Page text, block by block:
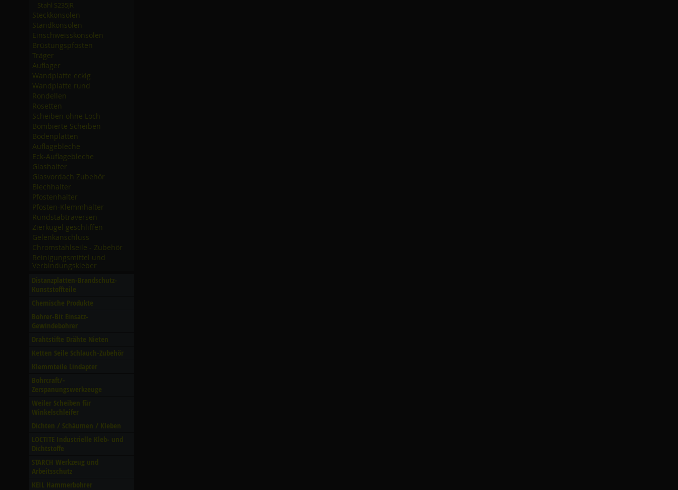
Stahl S235JR
Steckkonsolen
Standkonsolen
Einschweisskonsolen
Brüstungspfosten
Träger
Auflager
Wandplatte eckig
Wandplatte rund
Rondellen
Rosetten
Scheiben ohne Loch
Bombierte Scheiben
Bodenplatten
Auflagebleche
Eck-Auflagebleche
Glashalter
Glasvordach Zubehör
Blechhalter
Pfostenhalter
Pfosten-Klemmhalter
Rundstabtraversen
Zierkugel geschliffen
Gelenkanschluss
Chromstahlseile - Zubehör
Reinigungsmittel und
Verbindungskleber
Distanzplatten-Brandschutz-
Kunststoffteile
Chemische Produkte
Bohrer-Bit Einsatz-
Gewindebohrer
Drahtstifte Drähte Nieten
Ketten Seile Schlauch-Zubehör
Klemmteile Lindapter
Bohrcraft/­
Zerspanungswerkzeuge
Weiler Scheiben für
Winkelschleifer
Dichten /­ Schäumen /­ Kleben
LOCTITE Industrielle Kleb- und
Dichtstoffe
STARCH Werkzeug und
Arbeitsschutz
KEIL Hammerbohrer